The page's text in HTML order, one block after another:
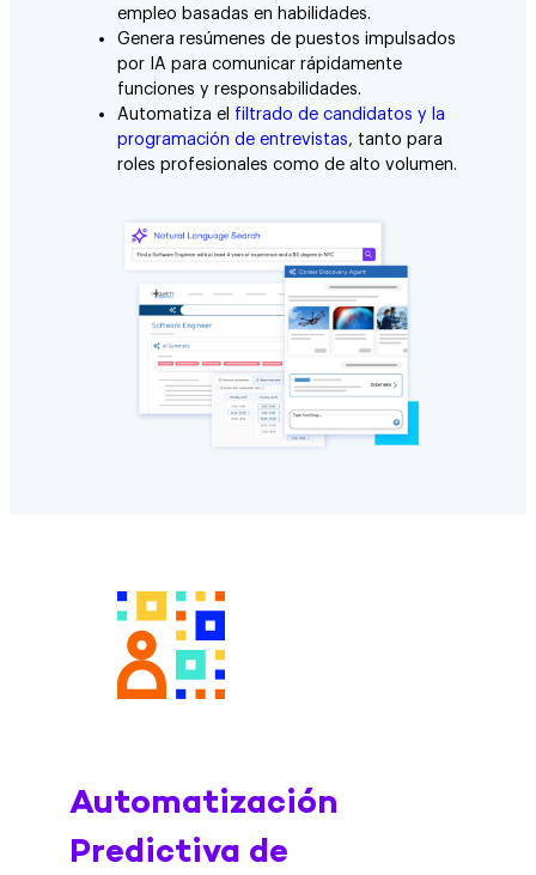
empleo basadas en habilidades.
Genera resúmenes de puestos impulsados
por IA para comunicar rápidamente
funciones y responsabilidades.
Automatiza el filtrado de candidatos y la
programación de entrevistas, tanto para
roles profesionales como de alto volumen.
Automatización
Predictiva de